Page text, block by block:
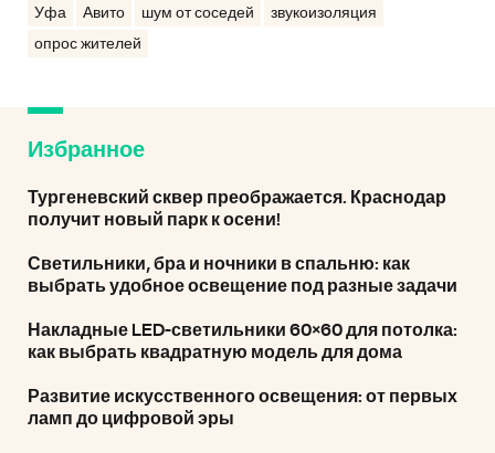
Уфа Авито шум от соседей
звукоизоляция
опрос жителей
Избранное
Тургеневский сквер преображается. Краснодар
получит новый парк к осени!
Светильники, бра и ночники в спальню: как
выбрать удобное освещение под разные задачи
Накладные LED-светильники 60×60 для потолка:
как выбрать квадратную модель для дома
Развитие искусственного освещения: от первых
ламп до цифровой эры